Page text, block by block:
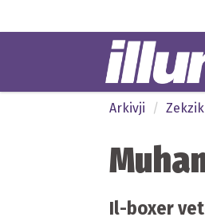
Arkivji Zekzik
Il-boxer